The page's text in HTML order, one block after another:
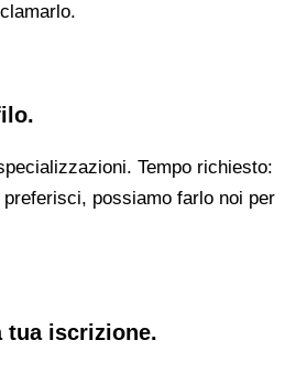
Tempo richiesto:
possiamo farlo noi per
tua iscrizione.